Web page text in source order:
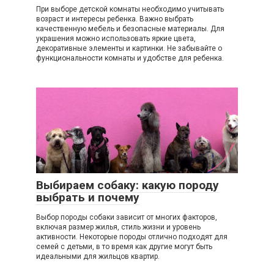
При выборе детской комнаты необходимо учитывать
возраст и интересы ребенка. Важно выбрать
качественную мебель и безопасные материалы. Для
украшения можно использовать яркие цвета,
декоративные элементы и картинки. Не забывайте о
функциональности комнаты и удобстве для ребенка.
Выбираем собаку: какую породу
выбрать и почему
Выбор породы собаки зависит от многих факторов,
включая размер жилья, стиль жизни и уровень
активности. Некоторые породы отлично подходят для
семей с детьми, в то время как другие могут быть
идеальными для жильцов квартир.